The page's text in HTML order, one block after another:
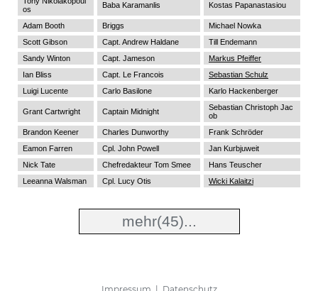
os
Baba Karamanlis Kostas Papanastasiou
Adam Booth Briggs
Michael Nowka
Scott Gibson
Capt. Andrew Haldane
Till Endemann
Sandy Winton
Capt. Jameson
Markus Pfeiffer
Ian Bliss
Capt. Le Francois
Sebastian Schulz
Luigi Lucente
Carlo Basilone Karlo Hackenberger
Grant Cartwright Captain Midnight
Sebastian Christoph Jac
ob
Brandon Keener
Charles Dunworthy
Frank Schröder
Eamon Farren
Cpl. John Powell
Jan Kurbjuweit
Nick Tate
Chefredakteur Tom Smee
Hans Teuscher
Leeanna Walsman
Cpl. Lucy Otis Wicki Kalaitzi
mehr(45)...